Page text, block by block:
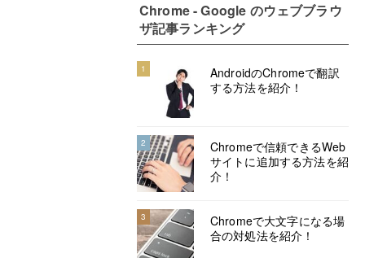
Chrome - Google のウェブブラウ
ザ記事ランキング
1
AndroidのChromeで翻訳
する方法を紹介！
2
Chromeで信頼できるWeb
サイトに追加する方法を紹
介！
3
Chromeで大文字になる場
合の対処法を紹介！